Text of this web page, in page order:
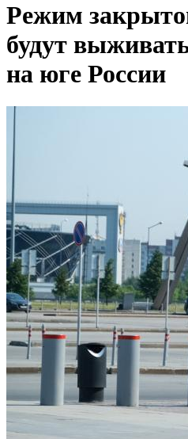
Режим
будут
на юге России